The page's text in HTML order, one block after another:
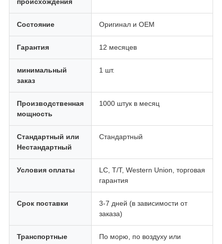
происхождения
Состояние Оригинал и OEM
Гарантия 12 месяцев
минимальный
заказ
1 шт.
Производственная
мощность
1000 штук в месяц
Стандартный или
Нестандартный
Стандартный
Условия оплаты
LC, T/T, Western Union, торговая
гарантия
Срок поставки
3-7 дней (в зависимости от
заказа)
Транспортные
По морю, по воздуху или